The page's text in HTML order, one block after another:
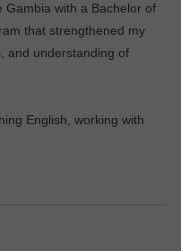
with a Bachelor of
that strengthened my
and understanding of
English, working with